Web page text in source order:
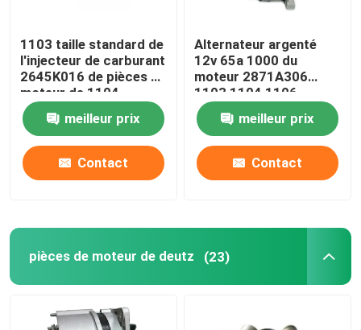
1103 taille standard de
l'injecteur de carburant
2645K016 de pièces de
moteur de 1104
Perkins
meilleur prix
Contact
Alternateur argenté
12v 65a 1000 du
moteur 2871A306
1103 1104 1106
meilleur prix
Contact
pièces de moteur de deutz (23)